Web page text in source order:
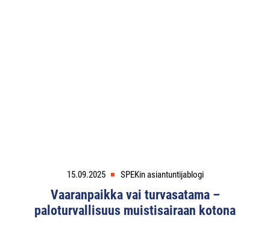
15.09.2025 SPEKin asiantuntijablogi
Vaaranpaikka vai turvasatama –
paloturvallisuus muistisairaan kotona